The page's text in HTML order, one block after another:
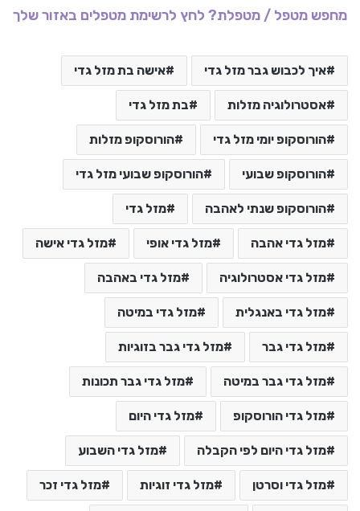
מחפש מטפל / מטפלת? לחץ לרשימת מטפלים באזור שלך
איך לכבוש גבר מזל גדי אישה בת מזל גדי
אסטרולוגיה מזלות בת מזל גדי
הורוסקופ יומי מזל גדי הורוסקופ מזלות
הורוסקופ שבועי הורוסקופ שבועי מזל גדי
הורוסקופ שנתי לאהבה מזל גדי
מזל גדי אהבה מזל גדי אופי מזל גדי אישה
מזל גדי אסטרולוגיה מזל גדי באהבה
מזל גדי באנגלית מזל גדי במיטה
מזל גדי גבר מזל גדי גבר בזוגיות
מזל גדי גבר במיטה מזל גדי גבר תכונות
מזל גדי הורוסקופ מזל גדי היום
מזל גדי היום לפי הקבלה מזל גדי השבוע
מזל גדי וסרטן מזל גדי זוגיות מזל גדי זכר